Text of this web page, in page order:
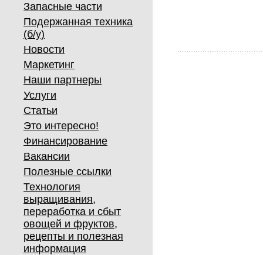
Запасные части
Подержанная техника
(б/у)
Новости
Маркетинг
Наши партнеры
Услуги
Статьи
Это интересно!
Финансирование
Вакансии
Полезные ссылки
Технология
выращивания,
переработка и сбыт
овощей и фруктов,
рецепты и полезная
информация